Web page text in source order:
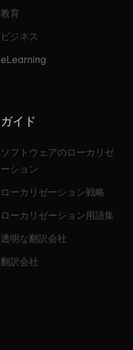
教育
ビジネス
eLearning
ガイド
ソフトウェアのローカリゼ
ーション
ローカリゼーション戦略
ローカリゼーション用語集
透明な翻訳会社
翻訳会社